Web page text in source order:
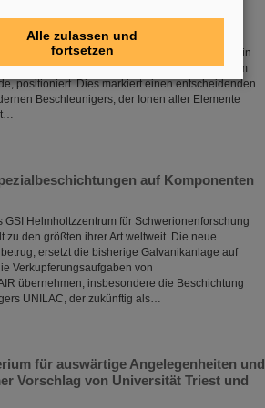
ist gefallen. Die hoch
der internationalen Beschleunigeranlage FAIR in
Magnete wurden erfolgreich in dem
positioniert. Dies markiert einen entscheidenden
Beschleunigers, der Ionen aller Elemente
auf Komponenten
Helmholtzzentrum für Schwerionenforschung
zu den größten ihrer Art weltweit. Die neue
ersetzt die bisherige Galvanikanlage auf
Verkupferungsaufgaben von
übernehmen, insbesondere die Beschichtung
UNILAC, der zukünftig als…
für auswärtige Angelegenheiten und
Vorschlag von Universität Triest und
Alle zulassen und
fortsetzen